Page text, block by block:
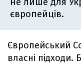
європейців.
Європейський
власні підходи.